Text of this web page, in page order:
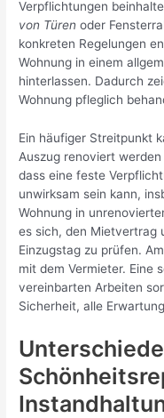
Verpflichtungen
von Türen oder
konkreten Regelungen
Wohnung in einem
hinterlassen. Dadurch
Wohnung pfleglich
Ein häufiger Streitpunkt
Auszug renoviert
dass eine feste
unwirksam sein kann,
Wohnung in
es sich, den Mietvertrag
Einzugstag zu prüfen.
mit dem Vermieter. Eine
vereinbarten Arbeiten
Sicherheit, alle